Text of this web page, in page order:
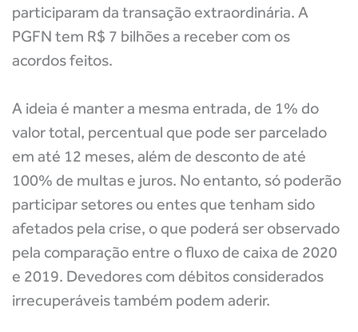
participaram da transação extraordinária. A
PGFN tem R$ 7 bilhões a receber com os
acordos feitos.
A ideia é manter a mesma entrada, de 1% do
valor total, percentual que pode ser parcelado
em até 12 meses, além de desconto de até
100% de multas e juros. No entanto, só poderão
participar setores ou entes que tenham sido
afetados pela crise, o que poderá ser observado
pela comparação entre o fluxo de caixa de 2020
e 2019. Devedores com débitos considerados
irrecuperáveis também podem aderir.